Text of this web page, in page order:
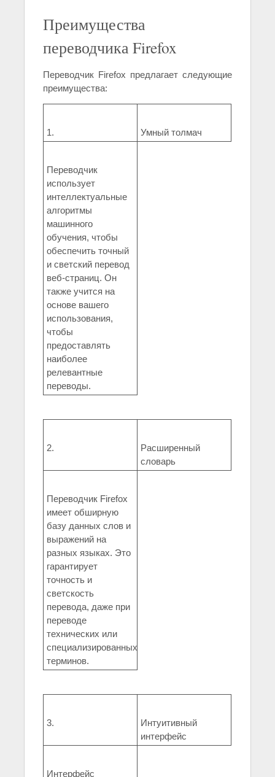
Преимущества
переводчика Firefox
Переводчик Firefox предлагает следующие
преимущества:
1. Умный толмач
Переводчик
использует
интеллектуальные
алгоритмы
машинного
обучения, чтобы
обеспечить точный
и светский перевод
веб-страниц. Он
также учится на
основе вашего
использования,
чтобы
предоставлять
наиболее
релевантные
переводы.
2.
Расширенный
словарь
Переводчик Firefox
имеет обширную
базу данных слов и
выражений на
разных языках. Это
гарантирует
точность и
светскость
перевода, даже при
переводе
технических или
специализированных
терминов.
3.
Интуитивный
интерфейс
Интерфейс